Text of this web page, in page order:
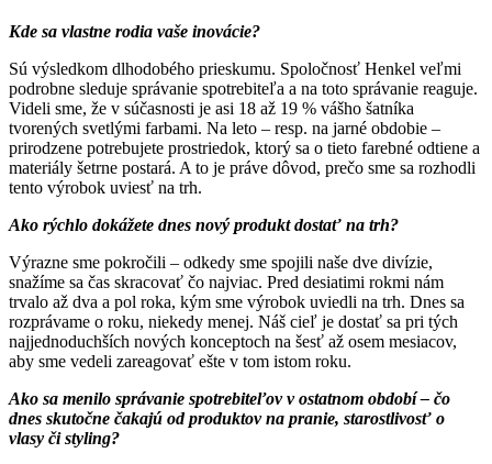
Kde sa vlastne rodia vaše inovácie?
Sú výsledkom dlhodobého prieskumu. Spoločnosť Henkel veľmi
podrobne sleduje správanie spotrebiteľa a na toto správanie reaguje.
Videli sme, že v súčasnosti je asi 18 až 19 % vášho šatníka
tvorených svetlými farbami. Na leto – resp. na jarné obdobie –
prirodzene potrebujete prostriedok, ktorý sa o tieto farebné odtiene a
materiály šetrne postará. A to je práve dôvod, prečo sme sa rozhodli
tento výrobok uviesť na trh.
Ako rýchlo dokážete dnes nový produkt dostať na trh?
Výrazne sme pokročili – odkedy sme spojili naše dve divízie,
snažíme sa čas skracovať čo najviac. Pred desiatimi rokmi nám
trvalo až dva a pol roka, kým sme výrobok uviedli na trh. Dnes sa
rozprávame o roku, niekedy menej. Náš cieľ je dostať sa pri tých
najjednoduchších nových konceptoch na šesť až osem mesiacov,
aby sme vedeli zareagovať ešte v tom istom roku.
Ako sa menilo správanie spotrebiteľov v ostatnom období – čo
dnes skutočne čakajú od produktov na pranie, starostlivosť o
vlasy či styling?